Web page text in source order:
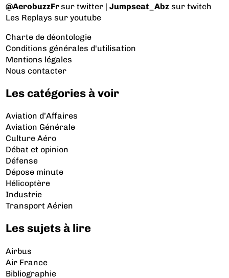
@AerobuzzFrsur twitter |Jumpseat_Abz sur twitch
Les Replays sur youtube
Charte de déontologie
Conditions générales d'utilisation
Mentions légales
Nous contacter
Les catégories à voir
Aviation d’Affaires
Aviation Générale
Culture Aéro
Débat et opinion
Défense
Dépose minute
Hélicoptère
Industrie
Transport Aérien
Les sujets à lire
Airbus
Air France
Bibliographie